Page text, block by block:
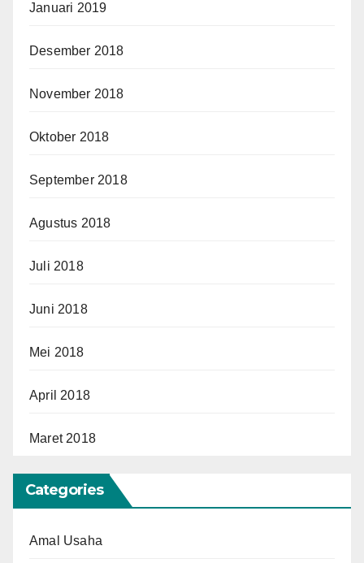
Januari 2019
Desember 2018
November 2018
Oktober 2018
September 2018
Agustus 2018
Juli 2018
Juni 2018
Mei 2018
April 2018
Maret 2018
Categories
Amal Usaha